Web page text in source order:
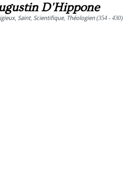
D'Hippone
, Saint, Scientifique, Théologien(354 - 430)